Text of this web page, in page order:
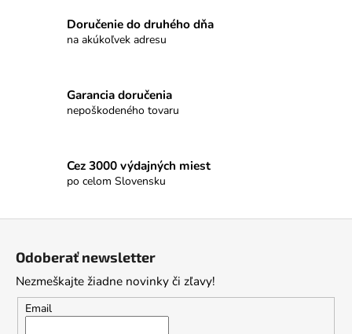
Doručenie do druhého dňa
na akúkoľvek adresu
Garancia doručenia
nepoškodeného tovaru
Cez 3000 výdajných miest
po celom Slovensku
Odoberať newsletter
Nezmeškajte žiadne novinky či zľavy!
Email